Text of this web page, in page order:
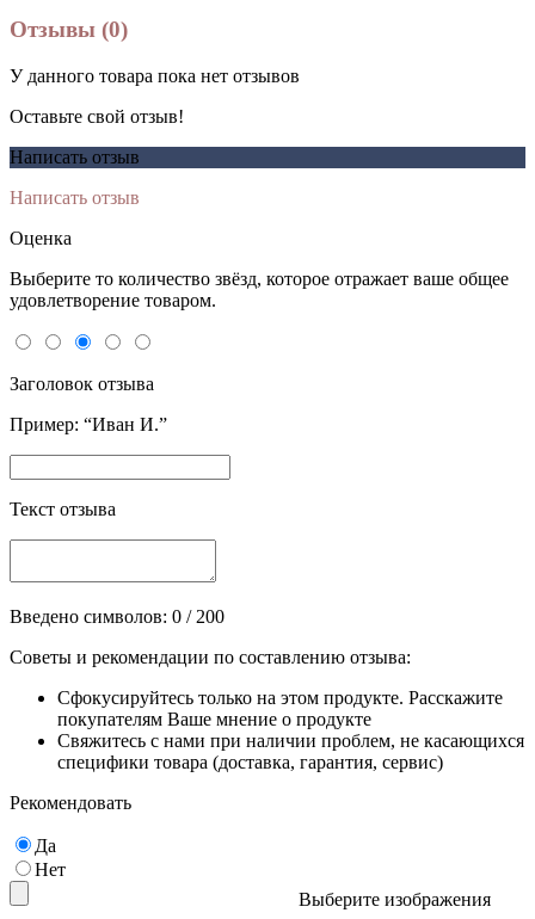
Отзывы (0)
У данного товара пока нет отзывов
Оставьте свой отзыв!
Написать отзыв
Написать отзыв
Оценка
Выберите то количество звёзд, которое отражает ваше общее
удовлетворение товаром.
Заголовок отзыва
Пример: “Иван И.”
Текст отзыва
Введено символов: 0 / 200
Советы и рекомендации по составлению отзыва:
Сфокусируйтесь только на этом продукте. Расскажите
покупателям Ваше мнение о продукте
Свяжитесь с нами при наличии проблем, не касающихся
специфики товара (доставка, гарантия, сервис)
Рекомендовать
Да
Нет
Выберите изображения